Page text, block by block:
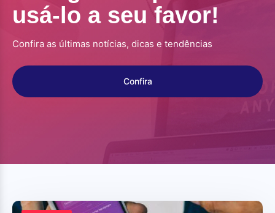
usá-lo a seu favor!
Confira as últimas notícias, dicas e tendências
Confira